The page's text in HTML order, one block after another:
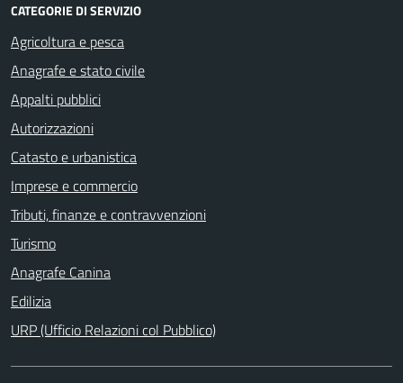
CATEGORIE DI SERVIZIO
Agricoltura e pesca
Anagrafe e stato civile
Appalti pubblici
Autorizzazioni
Catasto e urbanistica
Imprese e commercio
Tributi, finanze e contravvenzioni
Turismo
Anagrafe Canina
Edilizia
URP (Ufficio Relazioni col Pubblico)